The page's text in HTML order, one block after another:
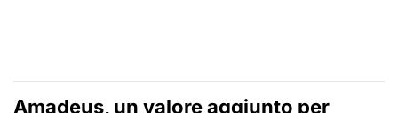
Amadeus, un valore aggiunto per